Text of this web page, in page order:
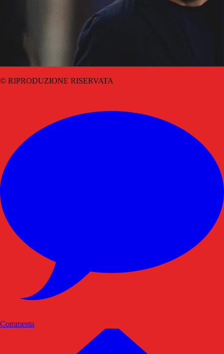
© RIPRODUZIONE RISERVATA
Commenta